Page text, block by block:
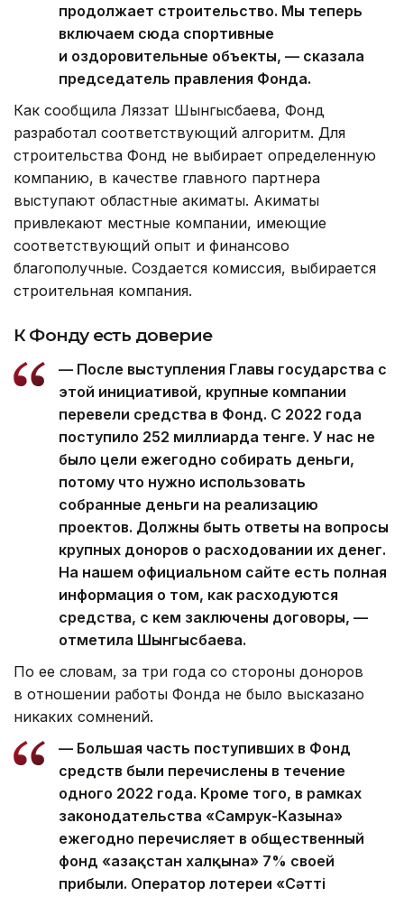
продолжает строительство. Мы теперь
включаем сюда спортивные
и оздоровительные объекты, — сказала
председатель правления Фонда.
Как сообщила Ляззат Шынгысбаева, Фонд
разработал соответствующий алгоритм. Для
строительства Фонд не выбирает определенную
компанию, в качестве главного партнера
выступают областные акиматы. Акиматы
привлекают местные компании, имеющие
соответствующий опыт и финансово
благополучные. Создается комиссия, выбирается
строительная компания.
К Фонду есть доверие
— После выступления Главы государства с
этой инициативой, крупные компании
перевели средства в Фонд. С 2022 года
поступило 252 миллиарда тенге. У нас не
было цели ежегодно собирать деньги,
потому что нужно использовать
собранные деньги на реализацию
проектов. Должны быть ответы на вопросы
крупных доноров о расходовании их денег.
На нашем официальном сайте есть полная
информация о том, как расходуются
средства, с кем заключены договоры, —
отметила Шынгысбаева.
По ее словам, за три года со стороны доноров
в отношении работы Фонда не было высказано
никаких сомнений.
— Большая часть поступивших в Фонд
средств были перечислены в течение
одного 2022 года. Кроме того, в рамках
законодательства «Самрук-Казына»
ежегодно перечисляет в общественный
фонд «Қазақстан халқына» 7% своей
прибыли. Оператор лотереи «Сәтті